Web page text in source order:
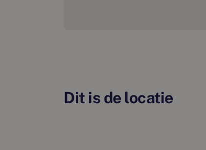
Dit is de locatie